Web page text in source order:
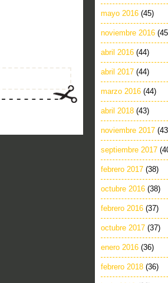
mayo 2016 (45)
noviembre 2016
abril 2016 (44)
abril 2017 (44)
marzo 2016 (44)
abril 2018 (43)
noviembre 2017
septiembre 2017
febrero 2017 (38)
octubre 2016 (38)
febrero 2016 (37)
octubre 2017 (37)
enero 2016 (36)
febrero 2018 (36)